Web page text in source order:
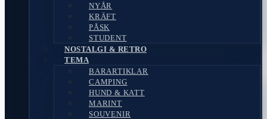
NYÅR
KRÄFT
PÅSK
STUDENT
NOSTALGI & RETRO
TEMA
BARARTIKLAR
CAMPING
HUND & KATT
MARINT
SOUVENIR